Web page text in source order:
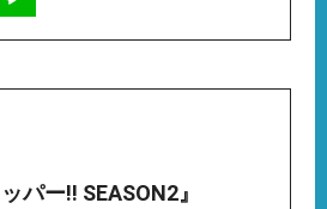
パー!! SEASON2』